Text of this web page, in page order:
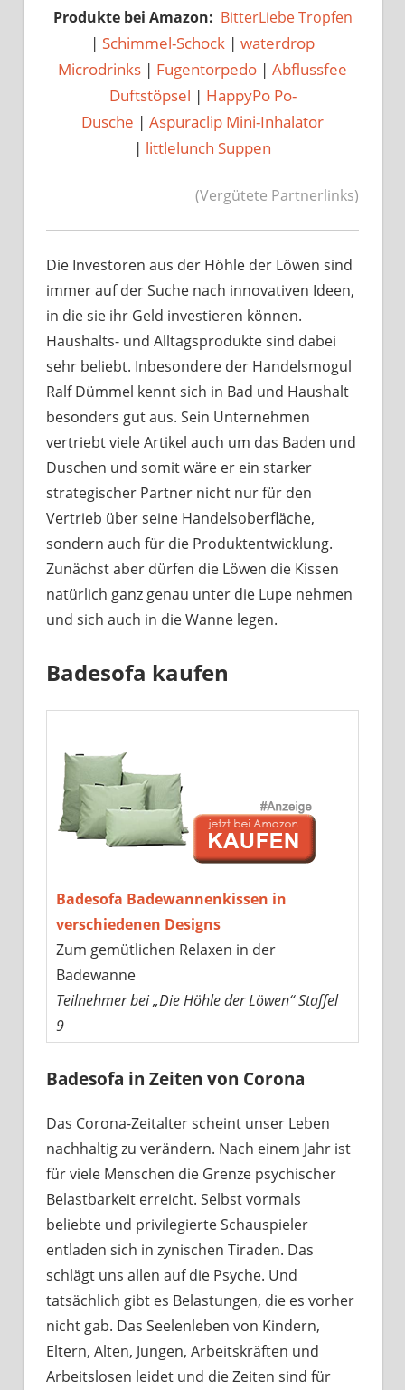
Produkte bei Amazon: BitterLiebe Tropfen
| Schimmel-Schock | waterdrop
Microdrinks | Fugentorpedo | Abflussfee
Duftstöpsel | HappyPo Po-
Dusche | Aspuraclip Mini-Inhalator
| littlelunch Suppen
(Vergütete Partnerlinks)
Die Investoren aus der Höhle der Löwen sind
immer auf der Suche nach innovativen Ideen,
in die sie ihr Geld investieren können.
Haushalts- und Alltagsprodukte sind dabei
sehr beliebt. Inbesondere der Handelsmogul
Ralf Dümmel kennt sich in Bad und Haushalt
besonders gut aus. Sein Unternehmen
vertriebt viele Artikel auch um das Baden und
Duschen und somit wäre er ein starker
strategischer Partner nicht nur für den
Vertrieb über seine Handelsoberfläche,
sondern auch für die Produktentwicklung.
Zunächst aber dürfen die Löwen die Kissen
natürlich ganz genau unter die Lupe nehmen
und sich auch in die Wanne legen.
Badesofa kaufen
Badesofa Badewannenkissen in
verschiedenen Designs
Zum gemütlichen Relaxen in der
Badewanne
Teilnehmer bei „Die Höhle der Löwen“ Staffel
9
Badesofa in Zeiten von Corona
Das Corona-Zeitalter scheint unser Leben
nachhaltig zu verändern. Nach einem Jahr ist
für viele Menschen die Grenze psychischer
Belastbarkeit erreicht. Selbst vormals
beliebte und privilegierte Schauspieler
entladen sich in zynischen Tiraden. Das
schlägt uns allen auf die Psyche. Und
tatsächlich gibt es Belastungen, die es vorher
nicht gab. Das Seelenleben von Kindern,
Eltern, Alten, Jungen, Arbeitskräften und
Arbeitslosen leidet und die Zeiten sind für